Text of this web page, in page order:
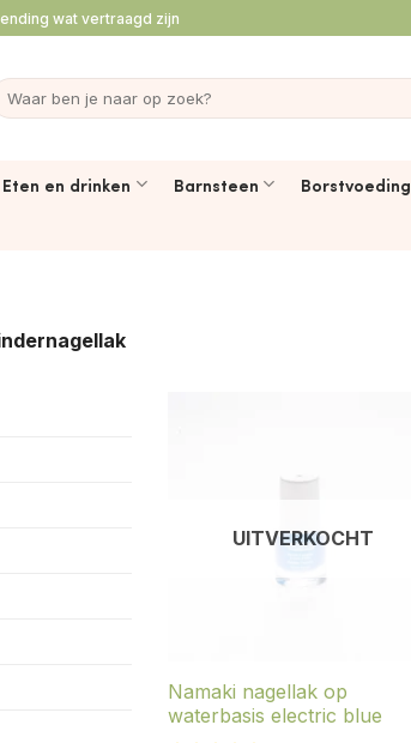
wat vertraagd zijn
Eten en drinken Barnsteen Borstvoeding
UITVERKOCHT
Namaki nagellak op
waterbasis electric blue